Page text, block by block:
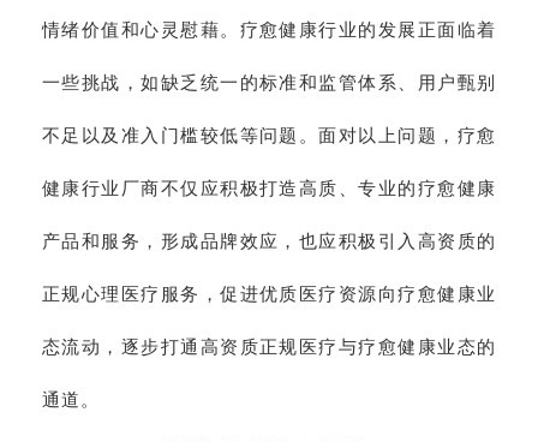
情绪价值和心灵慰藉。疗愈健康行业的发展正面临着
一些挑战，如缺乏统一的标准和监管体系、用户甄别
不足以及准入门槛较低等问题。面对以上问题，疗愈
健康行业厂商不仅应积极打造高质、专业的疗愈健康
产品和服务，形成品牌效应，也应积极引入高资质的
正规心理医疗服务，促进优质医疗资源向疗愈健康业
态流动，逐步打通高资质正规医疗与疗愈健康业态的
通道。